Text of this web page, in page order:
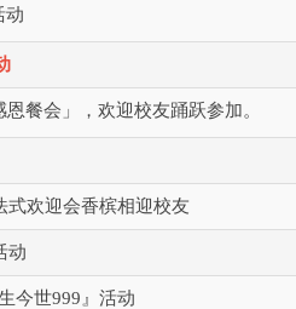
动
餐会」，欢迎校友踊跃参加。
式欢迎会香槟相迎校友
动
今世999』活动